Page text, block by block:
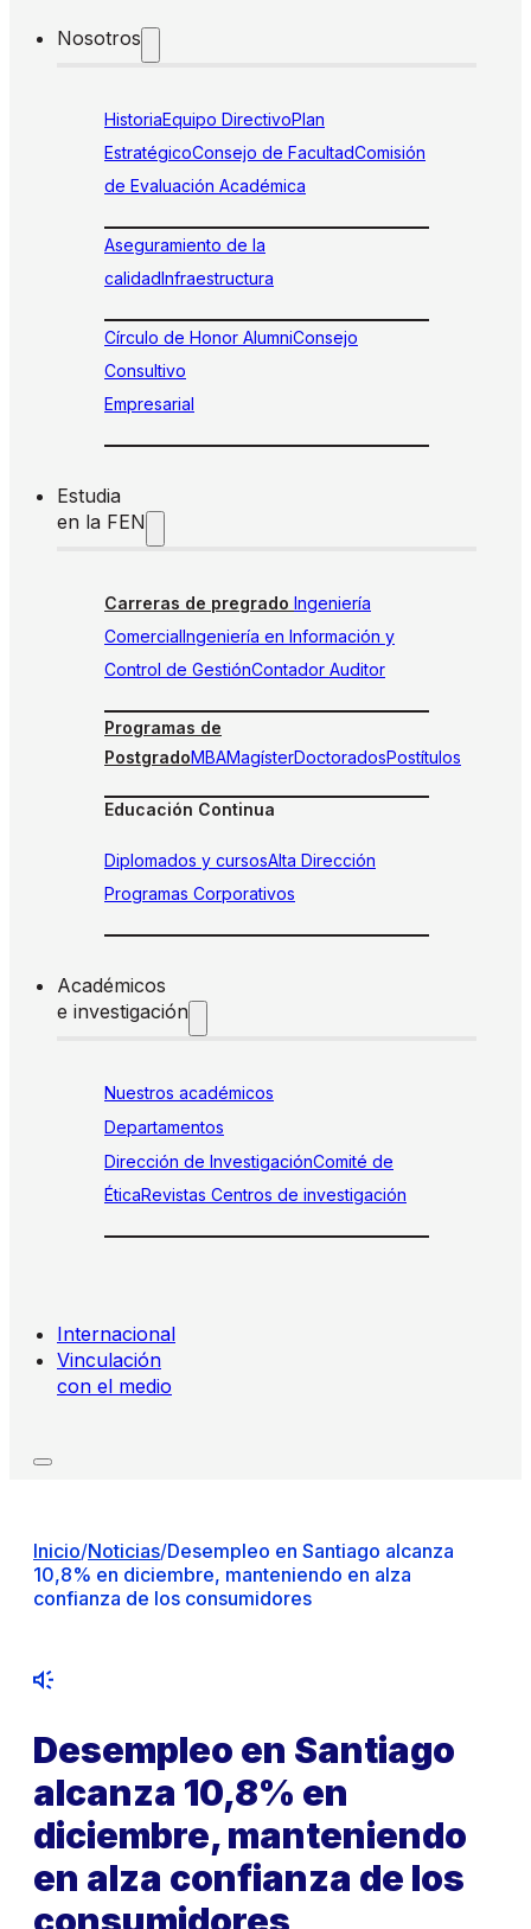
Nosotros
HistoriaEquipo DirectivoPlan
EstratégicoConsejo de FacultadComisión
de Evaluación Académica
Aseguramiento de la
calidadInfraestructura
Círculo de Honor AlumniConsejo
Consultivo
Empresarial
Estudia
en la FEN
Carreras de pregrado Ingeniería
ComercialIngeniería en Información y
Control de GestiónContador Auditor
Programas de
PostgradoMBAMagísterDoctoradosPostítulos
Educación Continua
Diplomados y cursosAlta Dirección
Programas Corporativos
Académicos
e investigación
Nuestros académicos
Departamentos
Dirección de InvestigaciónComité de
ÉticaRevistas Centros de investigación
Internacional
Vinculación
con el medio
Inicio/Noticias/Desempleo en Santiago alcanza
10,8% en diciembre, manteniendo en alza
confianza de los consumidores
Desempleo en Santiago
alcanza 10,8% en
diciembre, manteniendo
en alza confianza de los